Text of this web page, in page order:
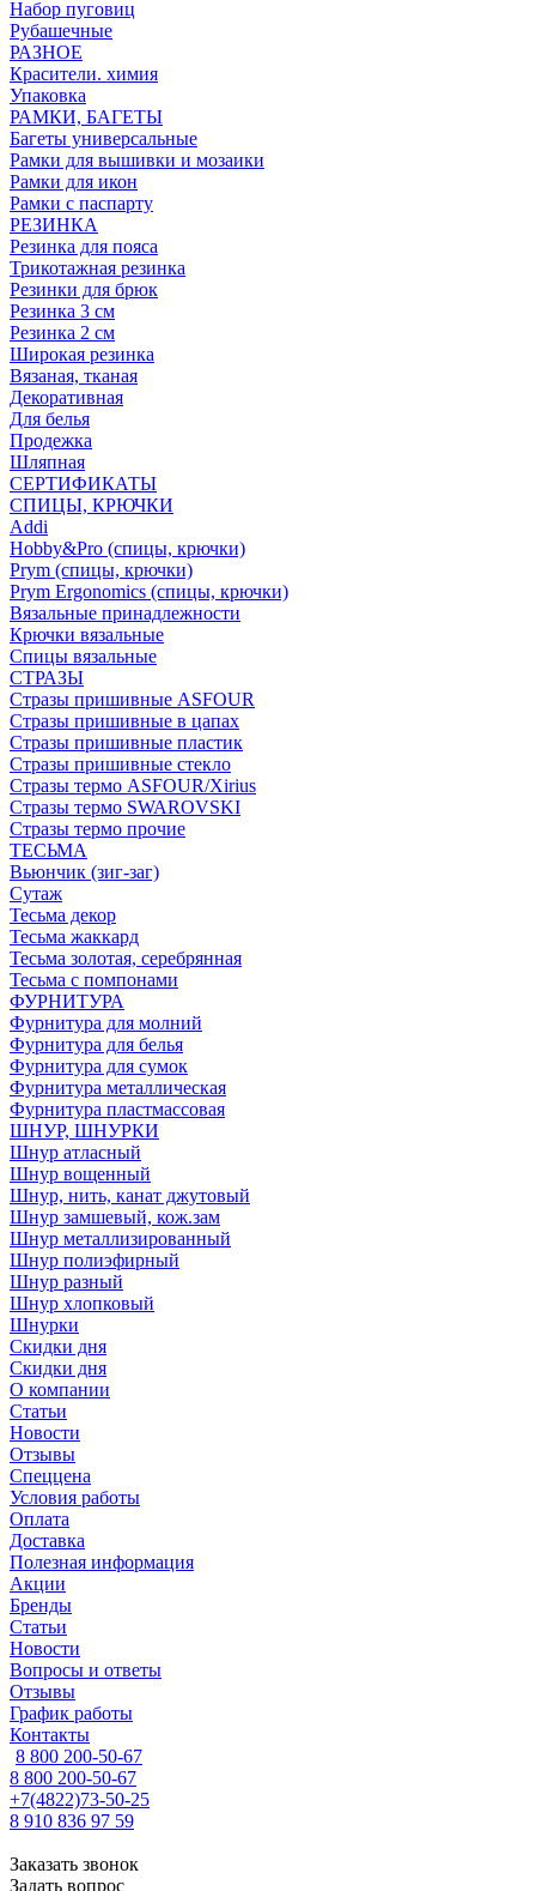
Набор пуговиц
Рубашечные
РАЗНОЕ
Красители. химия
Упаковка
РАМКИ, БАГЕТЫ
Багеты универсальные
Рамки для вышивки и мозаики
Рамки для икон
Рамки с паспарту
РЕЗИНКА
Резинка для пояса
Трикотажная резинка
Резинки для брюк
Резинка 3 см
Резинка 2 см
Широкая резинка
Вязаная, тканая
Декоративная
Для белья
Продежка
Шляпная
СЕРТИФИКАТЫ
СПИЦЫ, КРЮЧКИ
Addi
Hobby&Pro (спицы, крючки)
Prym (спицы, крючки)
Prym Ergonomics (спицы, крючки)
Вязальные принадлежности
Крючки вязальные
Спицы вязальные
СТРАЗЫ
Стразы пришивные ASFOUR
Стразы пришивные в цапах
Стразы пришивные пластик
Стразы пришивные стекло
Стразы термо ASFOUR/Xirius
Стразы термо SWAROVSKI
Стразы термо прочие
ТЕСЬМА
Вьюнчик (зиг-заг)
Сутаж
Тесьма декор
Тесьма жаккард
Тесьма золотая, серебрянная
Тесьма с помпонами
ФУРНИТУРА
Фурнитура для молний
Фурнитура для белья
Фурнитура для сумок
Фурнитура металлическая
Фурнитура пластмассовая
ШНУР, ШНУРКИ
Шнур атласный
Шнур вощенный
Шнур, нить, канат джутовый
Шнур замшевый, кож.зам
Шнур металлизированный
Шнур полиэфирный
Шнур разный
Шнур хлопковый
Шнурки
Скидки дня
Скидки дня
О компании
Статьи
Новости
Отзывы
Спеццена
Условия работы
Оплата
Доставка
Полезная информация
Акции
Бренды
Статьи
Новости
Вопросы и ответы
Отзывы
График работы
Контакты
8 800 200-50-67
8 800 200-50-67
+7(4822)73-50-25
8 910 836 97 59
Заказать звонок
Задать вопрос